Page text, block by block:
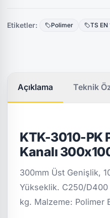
Etiketler: Polimer TS
Açıklama Teknik
KTK-3010-PK
Kanalı
300mm Üst Genişlik,
Yükseklik. C250/D400
kg. Malzeme: Polimer